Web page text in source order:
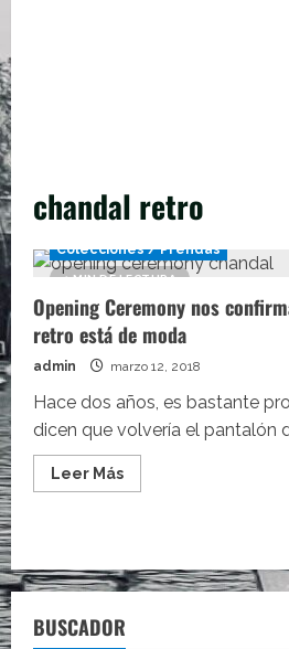
chandal retro
1 MIN DE LECTURA
Colecciones / Prendas
Opening Ceremony nos
retro está de moda
admin marzo 12, 2018
Hace dos años, es bastante
dicen que volvería el pantalón
Leer MásLeer
más
confirma
que
chandal
BUSCADOR